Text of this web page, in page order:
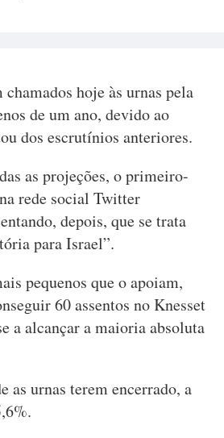
hoje às urnas pela
de um ano, devido ao
dos escrutínios anteriores.
as projeções, o primeiro-
rede social Twitter
depois, que se trata
para Israel”.
pequenos que o apoiam,
60 assentos no Knesset
a alcançar a maioria absoluta
as urnas terem encerrado, a